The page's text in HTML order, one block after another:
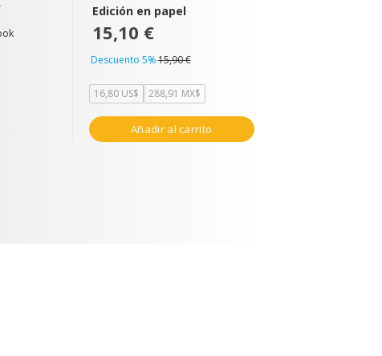
Edición en papel
15,10 €
Descuento 5%15,90 €
16,80 US$ 288,91 MX$
Añadir al carrito